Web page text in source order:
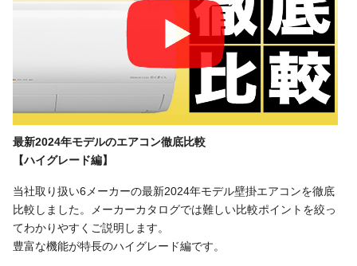
最新2024年モデルのエアコン徹底比較
【ハイグレード編】
当社取り扱い6メーカーの最新2024年モデル壁掛エアコンを徹底
比較しました。メーカーカタログでは難しい比較ポイントを絞っ
てわかりやすくご説明します。
豊富な機能が特長のハイグレード編です。